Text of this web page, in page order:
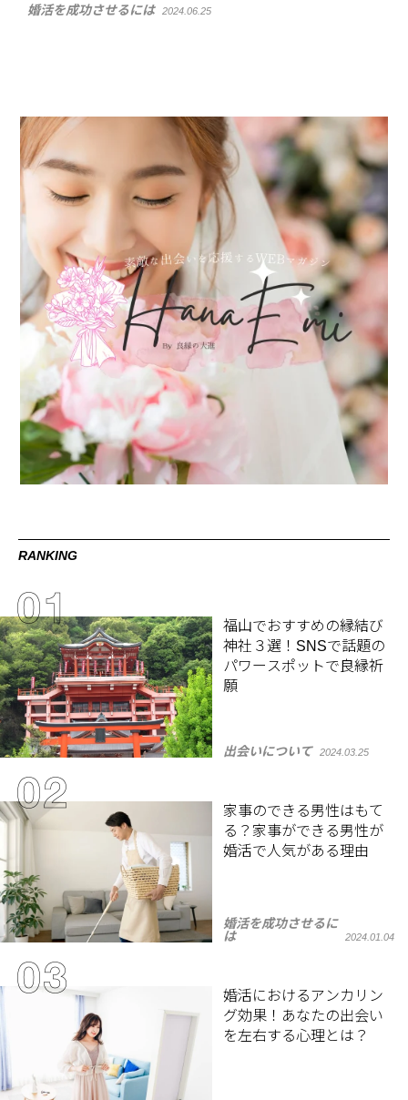
婚活を成功させるには 2024.06.25
RANKING
福山でおすすめの縁結び
神社３選！SNSで話題の
パワースポットで良縁祈
願
出会いについて 2024.03.25
家事のできる男性はもて
る？家事ができる男性が
婚活で人気がある理由
婚活を成功させるに
は
2024.01.04
婚活におけるアンカリン
グ効果！あなたの出会い
を左右する心理とは？